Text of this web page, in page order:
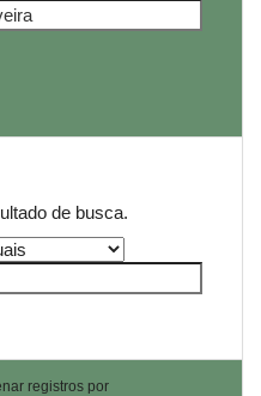
de busca.
registros por